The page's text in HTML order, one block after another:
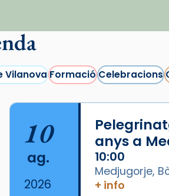
VilanovaFormacióCelebracions
10
ag.
2026
anys a
10:00
Medjugorje,
+ info